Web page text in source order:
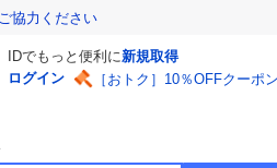
協力ください
IDでもっと便利に新規取得
ログイン
［おトク］10％OFFクーポ